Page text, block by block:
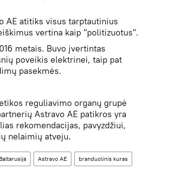
AE atitiks visus tarptautinius
vertina kaip "politizuotus".
metais. Buvo įvertintas
poveikis elektrinei, taip pat
pasekmės.
reguliavimo organų grupė
Astravo AE patikros yra
rekomendacijas, pavyzdžiui,
nelaimių atveju.
Baltarusija Astravo AE branduolinis kuras